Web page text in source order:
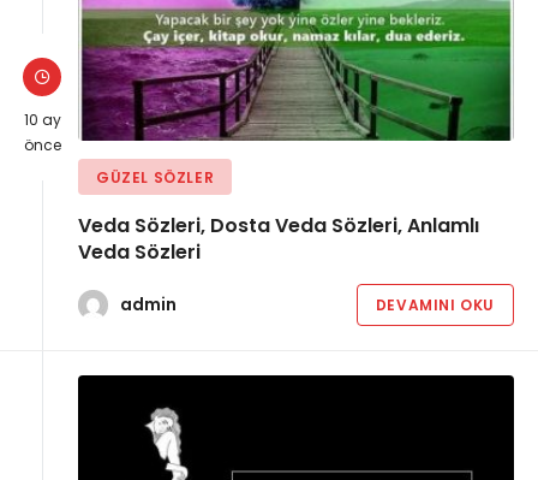
10 ay
önce
GÜZEL SÖZLER
Veda Sözleri, Dosta Veda Sözleri, Anlamlı
Veda Sözleri
admin DEVAMINI OKU